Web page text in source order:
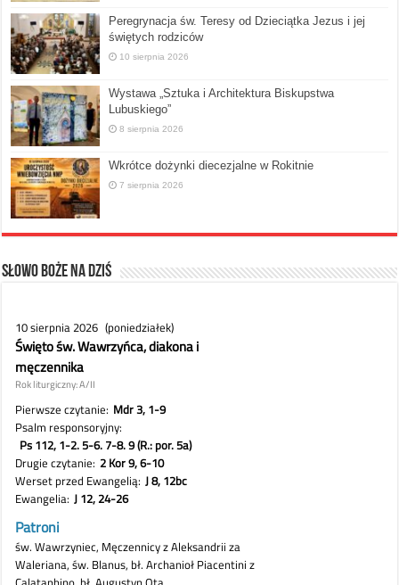
Peregrynacja św. Teresy od Dzieciątka Jezus i jej
świętych rodziców
10 sierpnia 2026
Wystawa „Sztuka i Architektura Biskupstwa
Lubuskiego”
8 sierpnia 2026
Wkrótce dożynki diecezjalne w Rokitnie
7 sierpnia 2026
Słowo Boże na dziś